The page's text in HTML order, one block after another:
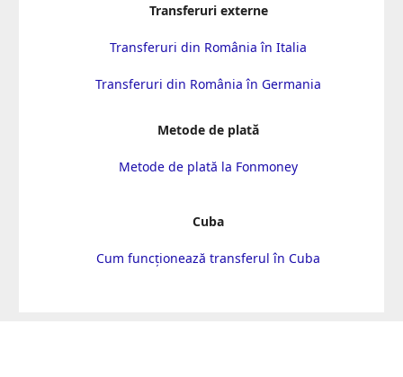
Transferuri externe
Transferuri din România în Italia
Transferuri din România în Germania
Metode de plată
Metode de plată la Fonmoney
Cuba
Cum funcționează transferul în Cuba